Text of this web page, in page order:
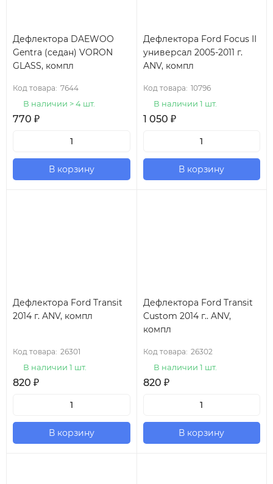
Дефлектора DAEWOO
Gentra (седан) VORON
GLASS, компл
Код товара: 7644
В наличии > 4 шт.
770 ₽
В корзину
Дефлектора Ford Focus II
универсал 2005-2011 г.
ANV, компл
Код товара: 10796
В наличии 1 шт.
1 050 ₽
В корзину
Дефлектора Ford Transit
2014 г. ANV, компл
Код товара: 26301
В наличии 1 шт.
820 ₽
В корзину
Дефлектора Ford Transit
Custom 2014 г.. ANV,
компл
Код товара: 26302
В наличии 1 шт.
820 ₽
В корзину